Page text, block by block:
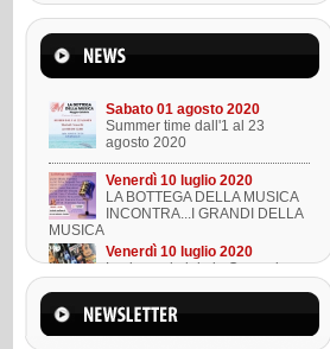
Mercoledì 22 marzo 2023
Suono l'ukulele in 8 lezioni
Sabato 01 agosto 2020
Summer time dall'1 al 23
agosto 2020
Venerdì 10 luglio 2020
LA BOTTEGA DELLA MUSICA
INCONTRA...I GRANDI DELLA
MUSICA
Venerdì 10 luglio 2020
Lezione ukulele in Omaggio
Mercoledì 22 marzo 2023
Suono l'ukulele in 8 lezioni